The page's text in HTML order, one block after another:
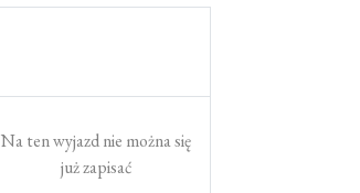
Na ten wyjazd nie można się
już zapisać